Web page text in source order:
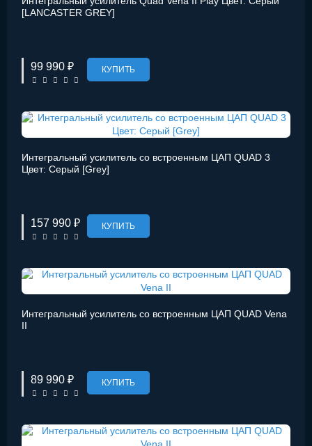
[LANCASTER GREY]
99 990 ₽ КУПИТЬ
Интегральный усилитель со встроенным ЦАП QUAD 3
Цвет: Серый [Grey]
157 990 ₽ КУПИТЬ
Интегральный усилитель со встроенным ЦАП QUAD Vena
II
89 990 ₽ КУПИТЬ